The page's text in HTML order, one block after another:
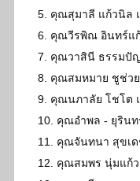
5. คุณสุมาลี แก้วนิล
6. คุณวีรพิณ อินทร์แ
7. คุณวาสินี ธรรมปั
8. คุณสมหมาย ชูช่ว
9. คุณนภาลัย โชโต
10. คุณอำพล - ยุริน
11. คุณจันทนา สุขเ
12. คุณสมพร นุ่มแก้ว